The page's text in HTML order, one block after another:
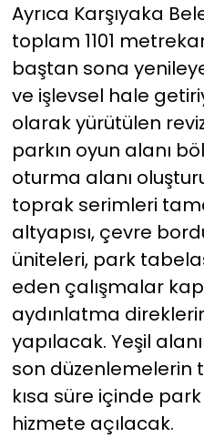
Ayrıca Karşıyaka
toplam 1101
baştan sona
ve işlevsel hale
olarak yürütülen
parkın oyun alanı
oturma alanı
toprak serimleri
altyapısı, çevre
üniteleri, park
eden çalışmalar
aydınlatma
yapılacak. Yeşil
son düzenlemelerin
kısa süre içinde
hizmete açılacak.